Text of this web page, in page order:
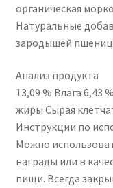
органическая
Натуральные
зародышей
Анализ продукта
13,09 % Влага 6,43
жиры Сырая
Инструкции по
Можно
награды или в
пищи. Всегда